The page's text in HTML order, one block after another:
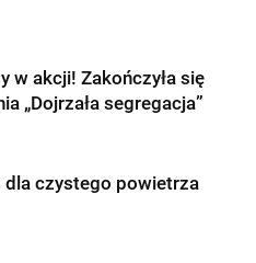
w akcji! Zakończyła się
„Dojrzała segregacja”
dla czystego powietrza